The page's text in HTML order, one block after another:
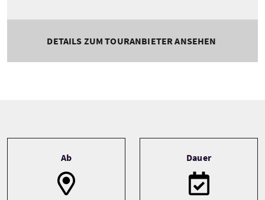
DETAILS ZUM TOURANBIETER ANSEHEN
Ab Dauer